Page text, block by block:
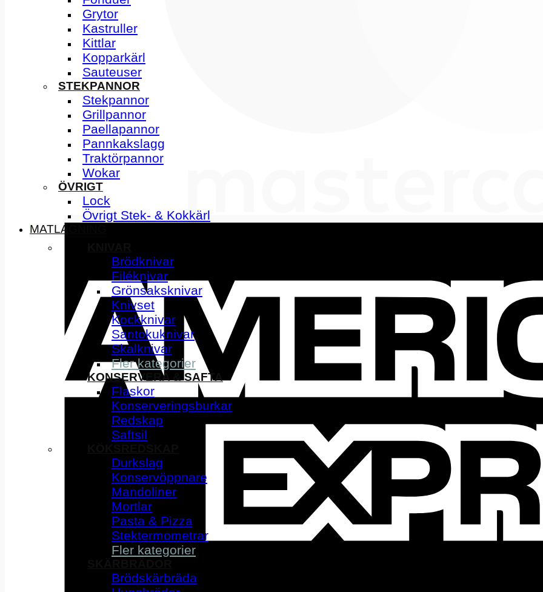
Grytor
Kastruller
Kittlar
Kopparkärl
Sauteuser
STEKPANNOR
Stekpannor
Grillpannor
Paellapannor
Pannkakslagg
Traktörpannor
Wokar
ÖVRIGT
Lock
Övrigt Stek- & Kokkärl
MATLAGNING
Brödknivar
Filéknivar
Grönsaksknivar
Knivset
Kockknivar
Santokuknivar
Skalknivar
Fler kategorier
KONSERVERA & SAFTA
Flaskor
Konserveringsburkar
Redskap
Saftsil
Durkslag
Konservöppnare
Mandoliner
Mortlar
Pasta & Pizza
Stektermometrar
Fler kategorier
Brödskärbräda